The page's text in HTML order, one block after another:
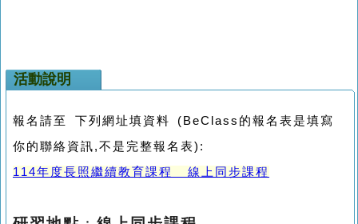
活動說明
報名請至 下列網址填資料 (BeClass的報名表是填寫
你的聯絡資訊,不是完整報名表):
114年度長照繼續教育課程 線上同步課程